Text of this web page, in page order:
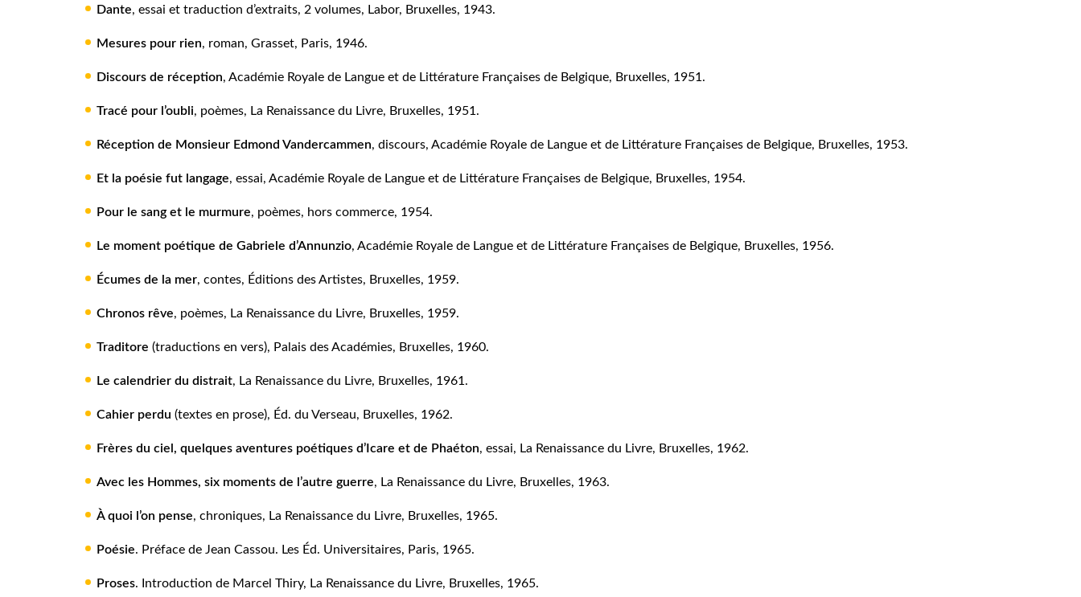
Dante, essai et traduction d’extraits, 2 volumes, Labor, Bruxelles, 1943.
Mesures pour rien, roman, Grasset, Paris, 1946.
Discours de réception, Académie Royale de Langue et de Littérature Françaises de Belgique, Bruxelles, 1951.
Tracé pour l’oubli, poèmes, La Renaissance du Livre, Bruxelles, 1951.
Réception de Monsieur Edmond Vandercammen, discours, Académie Royale de Langue et de Littérature Françaises de Belgique, Bruxelles, 1953.
Et la poésie fut langage, essai, Académie Royale de Langue et de Littérature Françaises de Belgique, Bruxelles, 1954.
Pour le sang et le murmure, poèmes, hors commerce, 1954.
Le moment poétique de Gabriele d’Annunzio, Académie Royale de Langue et de Littérature Françaises de Belgique, Bruxelles, 1956.
Écumes de la mer, contes, Éditions des Artistes, Bruxelles, 1959.
Chronos rêve, poèmes, La Renaissance du Livre, Bruxelles, 1959.
Traditore (traductions en vers), Palais des Académies, Bruxelles, 1960.
Le calendrier du distrait, La Renaissance du Livre, Bruxelles, 1961.
Cahier perdu (textes en prose), Éd. du Verseau, Bruxelles, 1962.
Frères du ciel, quelques aventures poétiques d’Icare et de Phaéton, essai, La Renaissance du Livre, Bruxelles, 1962.
Avec les Hommes, six moments de l’autre guerre, La Renaissance du Livre, Bruxelles, 1963.
À quoi l’on pense, chroniques, La Renaissance du Livre, Bruxelles, 1965.
Poésie. Préface de Jean Cassou. Les Éd. Universitaires, Paris, 1965.
Proses. Introduction de Marcel Thiry, La Renaissance du Livre, Bruxelles, 1965.